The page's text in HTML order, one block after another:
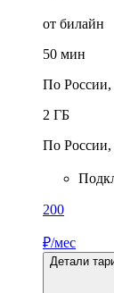
от билайн
50 мин
По России,
2 ГБ
По России,
200
₽/мес
Детали